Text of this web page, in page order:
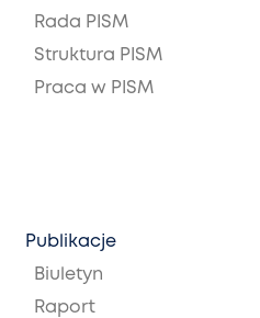
Rada PISM
Struktura PISM
Praca w PISM
Publikacje
Biuletyn
Raport